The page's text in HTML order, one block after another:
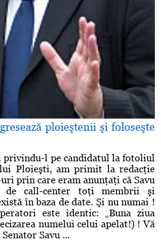
ploieştenii şi foloseşte
l pe candidatul la fotoliul
Ploieşti, am primit la redacţie
prin care eram anunţaţi că Savu
de call-center toţi membrii şi
în baza de date. Şi nu numai !
este identic: „Buna ziua
numelui celui apelat!) ! Vă
Savu ...